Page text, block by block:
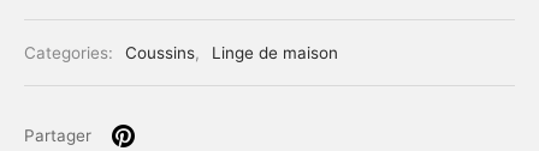
Categories: Coussins, Linge de maison
Partager